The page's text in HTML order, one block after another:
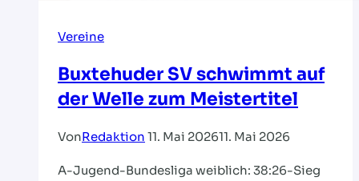
Vereine
Buxtehuder SV schwimmt auf
der Welle zum Meistertitel
VonRedaktion 11. Mai 202611. Mai 2026
A-Jugend-Bundesliga weiblich: 38:26-Sieg